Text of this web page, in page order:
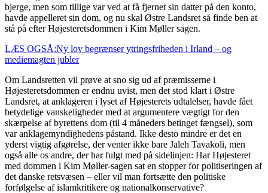
bjerge, men som tillige var ved at få fjernet sin datter på den konto,
havde appelleret sin dom, og nu skal Østre Landsret så finde ben at
stå på efter Højesteretsdommen i Kim Møller sagen.
LÆS OGSÅ:Ny lov begrænser ytringsfriheden i Irland – og
mediemagten jubler
Om Landsretten vil prøve at sno sig ud af præmisserne i
Højesteretsdommen er endnu uvist, men det stod klart i Østre
Landsret, at anklageren i lyset af Højesterets udtalelser, havde fået
betydelige vanskeligheder med at argumentere vægtigt for den
skærpelse af byrettens dom (til 4 måneders betinget fængsel), som
var anklagemyndighedens påstand. Ikke desto mindre er det en
yderst vigtig afgørelse, der venter ikke bare Jaleh Tavakoli, men
også alle os andre, der har fulgt med på sidelinjen: Har Højesteret
med dommen i Kim Møller-sagen sat en stopper for politiseringen af
det danske retsvæsen – eller vil man fortsætte den politiske
forfølgelse af islamkritikere og nationalkonservative?